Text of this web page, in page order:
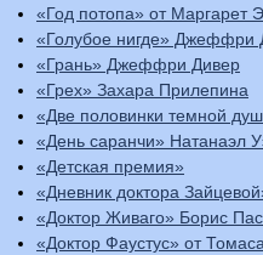
«Год потопа» от Маргарет
«Голубое нигде» Джеффри
«Грань» Джеффри Дивер
«Грех» Захара Прилепина
«День саранчи» Натанаэл
«Детская премия»
«Дневник доктора
«Доктор Живаго» Борис
«Доктор Фаустус» от